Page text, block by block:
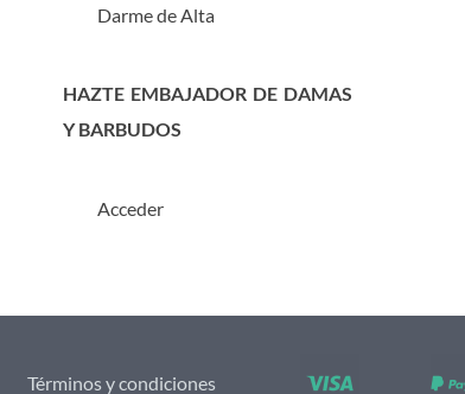
Darme de Alta
HAZTE EMBAJADOR DE DAMAS
Y BARBUDOS
Acceder
Términos y condiciones